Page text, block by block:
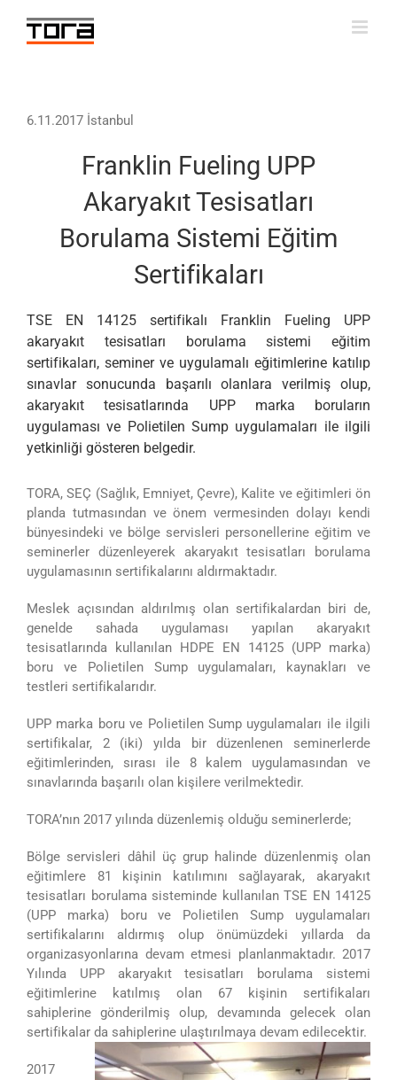
content
6.11.2017 İstanbul
Franklin Fueling UPP
Akaryakıt Tesisatları
Borulama Sistemi Eğitim
Sertifikaları
TSE EN 14125 sertifikalı Franklin Fueling UPP
akaryakıt tesisatları borulama sistemi eğitim
sertifikaları, seminer ve uygulamalı eğitimlerine katılıp
sınavlar sonucunda başarılı olanlara verilmiş olup,
akaryakıt tesisatlarında UPP marka boruların
uygulaması ve Polietilen Sump uygulamaları ile ilgili
yetkinliği gösteren belgedir.
TORA, SEÇ (Sağlık, Emniyet, Çevre), Kalite ve eğitimleri ön
planda tutmasından ve önem vermesinden dolayı kendi
bünyesindeki ve bölge servisleri personellerine eğitim ve
seminerler düzenleyerek akaryakıt tesisatları borulama
uygulamasının sertifikalarını aldırmaktadır.
Meslek açısından aldırılmış olan sertifikalardan biri de,
genelde sahada uygulaması yapılan akaryakıt
tesisatlarında kullanılan HDPE EN 14125 (UPP marka)
boru ve Polietilen Sump uygulamaları, kaynakları ve
testleri sertifikalarıdır.
UPP marka boru ve Polietilen Sump uygulamaları ile ilgili
sertifikalar, 2 (iki) yılda bir düzenlenen seminerlerde
eğitimlerinden, sırası ile 8 kalem uygulamasından ve
sınavlarında başarılı olan kişilere verilmektedir.
TORA’nın 2017 yılında düzenlemiş olduğu seminerlerde;
Bölge servisleri dâhil üç grup halinde düzenlenmiş olan
eğitimlere 81 kişinin katılımını sağlayarak, akaryakıt
tesisatları borulama sisteminde kullanılan TSE EN 14125
(UPP marka) boru ve Polietilen Sump uygulamaları
sertifikalarını aldırmış olup önümüzdeki yıllarda da
organizasyonlarına devam etmesi planlanmaktadır. 2017
Yılında UPP akaryakıt tesisatları borulama sistemi
eğitimlerine katılmış olan 67 kişinin sertifikaları
sahiplerine gönderilmiş olup, devamında gelecek olan
sertifikalar da sahiplerine ulaştırılmaya devam edilecektir.
2017